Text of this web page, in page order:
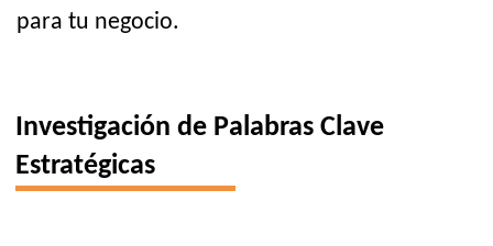
para tu negocio.
Investigación de Palabras Clave
Estratégicas